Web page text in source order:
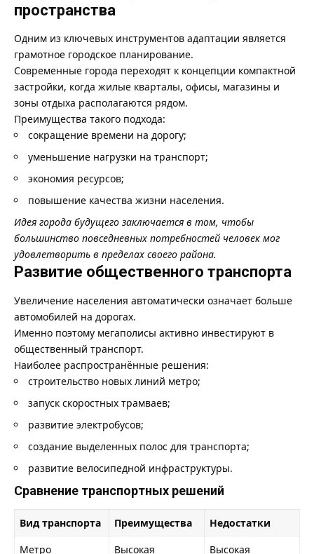
пространства
Одним из ключевых инструментов адаптации является
грамотное городское планирование.
Современные города переходят к концепции компактной
застройки, когда жилые кварталы, офисы, магазины и
зоны отдыха располагаются рядом.
Преимущества такого подхода:
сокращение времени на дорогу;
уменьшение нагрузки на транспорт;
экономия ресурсов;
повышение качества жизни населения.
Идея города будущего заключается в том, чтобы
большинство повседневных потребностей человек мог
удовлетворить в пределах своего района.
Развитие общественного транспорта
Увеличение населения автоматически означает больше
автомобилей на дорогах.
Именно поэтому мегаполисы активно инвестируют в
общественный транспорт.
Наиболее распространённые решения:
строительство новых линий метро;
запуск скоростных трамваев;
развитие электробусов;
создание выделенных полос для транспорта;
развитие велосипедной инфраструктуры.
Сравнение транспортных решений
Вид транспорта Преимущества
Недостатки
Метро
Высокая Высокая